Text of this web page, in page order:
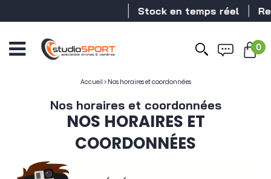
Stock en temps réel
0
Accueil > Nos horaires et coordonnées
Nos horaires et coordonnées
NOS HORAIRES ET
COORDONNÉES